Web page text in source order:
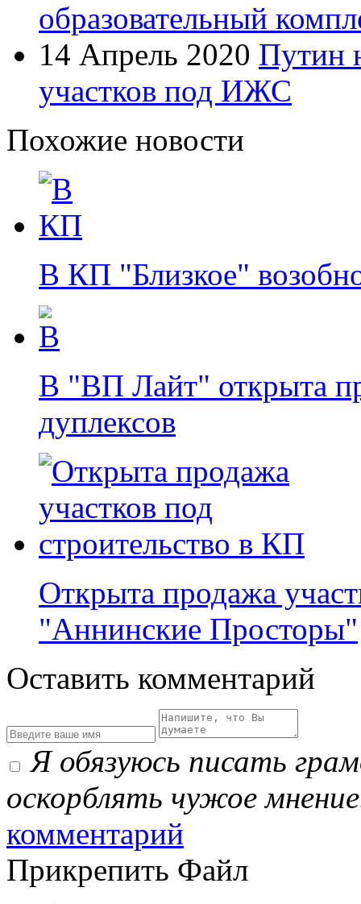
образовательный
14 Апрель 2020 Путин
участков под ИЖС
Похожие новости
В КП "Близкое"
В "ВП Лайт" открыта
дуплексов
Открыта продажа
"Аннинские Просторы"
Оставить комментарий
Я обязуюсь писать
оскорблять чужое
комментарий
Прикрепить Файл